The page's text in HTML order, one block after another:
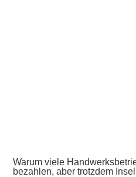
Warum viele
bezahlen, aber trotzdem